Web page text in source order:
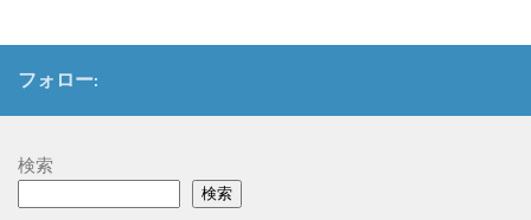
フォロー:
検索
検索